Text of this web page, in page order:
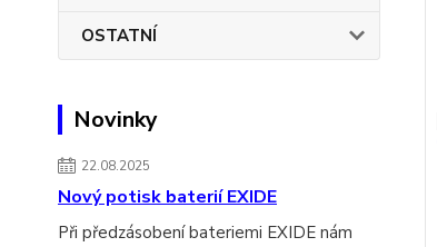
OSTATNÍ
Novinky
22.08.2025
Nový potisk baterií EXIDE
Při předzásobení bateriemi EXIDE nám